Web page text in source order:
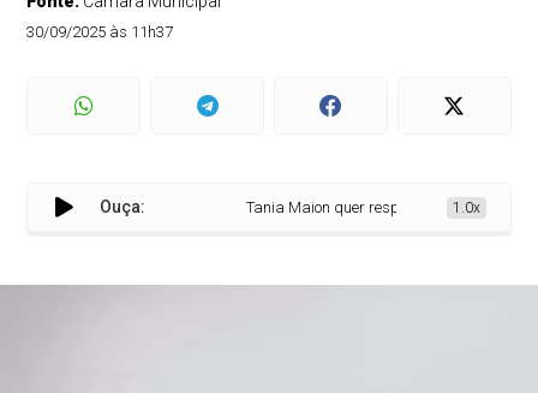
30/09/2025 às 11h37
Ouça: Tania Maion quer respostas na educação e
1.0x